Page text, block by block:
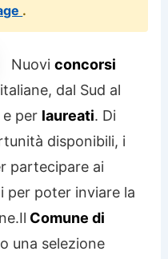
.
Nuoviconcorsi
dal Sud al
e per laureati. Di
disponibili, i
partecipare ai
per poter inviare la
Il Comune di
una selezione